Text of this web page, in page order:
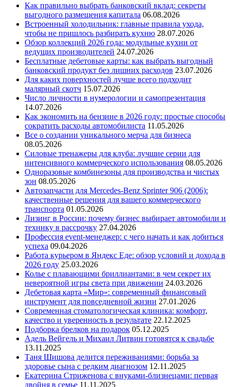
Как правильно выбрать банковский вклад: секреты
выгодного размещения капитала 06.08.2026
Встроенный холодильник: главные правила ухода,
чтобы не пришлось разбирать кухню 28.07.2026
Обзор коллекций 2026 года: модульные кухни от
ведущих производителей 24.07.2026
Бесплатные дебетовые карты: как выбрать выгодный
банковский продукт без лишних расходов 23.07.2026
Для каких поверхностей лучше всего подходит
малярный скотч 15.07.2026
Число личности в нумерологии и самопрезентация
14.07.2026
Как экономить на бензине в 2026 году: простые способы
сократить расходы автомобилиста 11.05.2026
Все о создании уникального мерча для бизнеса
08.05.2026
Силовые тренажеры для клуба: лучшие серии для
интенсивного коммерческого использования 08.05.2026
Одноразовые комбинезоны для производства и чистых
зон 08.05.2026
Автозапчасти для Mercedes-Benz Sprinter 906 (2006):
качественные решения для вашего коммерческого
транспорта 01.05.2026
Лизинг в России: почему бизнес выбирает автомобили и
технику в рассрочку 27.04.2026
Профессия event-менеджер: с чего начать и как добиться
успеха 09.04.2026
Работа курьером в Яндекс Еде: обзор условий и дохода в
2026 году 25.03.2026
Колье с плавающими бриллиантами: в чем секрет их
невероятной игры света при движении 24.03.2026
Дебетовая карта «Мир»: современный финансовый
инструмент для повседневной жизни 27.01.2026
Современная стоматологическая клиника: комфорт,
качество и уверенность в результате 22.12.2025
Подборка брелков на подарок 05.12.2025
Адель Вейгель и Михаил Литвин готовятся к свадьбе
13.11.2025
Таня Шишова делится переживаниями: борьба за
здоровье сына с редким диагнозом 12.11.2025
Екатерина Стриженова с внуками-близнецами: первая
двойня в семье 11.11.2025